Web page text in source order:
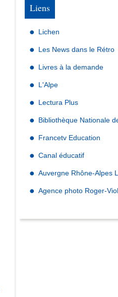
Liens
Lichen
Les News dans le Rétro
Livres à la demande
L'Alpe
Lectura Plus
Bibliothèque Nationale
Francetv Education
Canal éducatif
Auvergne Rhône-Alpes
Agence photo Roger-